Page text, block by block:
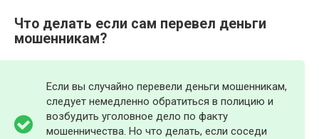
Что делать если сам перевел деньги
мошенникам?
Если вы случайно перевели деньги мошенникам,
следует немедленно обратиться в полицию и
возбудить уголовное дело по факту
мошенничества. Но что делать, если соседи